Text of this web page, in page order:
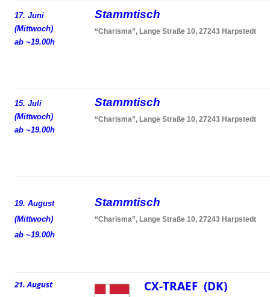
17. Juni
(Mittwoch)
ab ~19.00h
Stammtisch
“Charisma”, Lange Straße 10, 27243 Harpstedt
15. Juli
(Mittwoch)
ab ~19.00h
Stammtisch
“Charisma”, Lange Straße 10, 27243 Harpstedt
19. August
(Mittwoch)
ab ~19.00h
Stammtisch
“Charisma”, Lange Straße 10, 27243 Harpstedt
21. August
CX-TRAEF (DK)